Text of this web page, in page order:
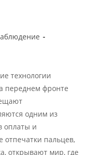
технологии
переднем фронте
одним из
оплаты и
отпечатки пальцев,
открывают мир, где